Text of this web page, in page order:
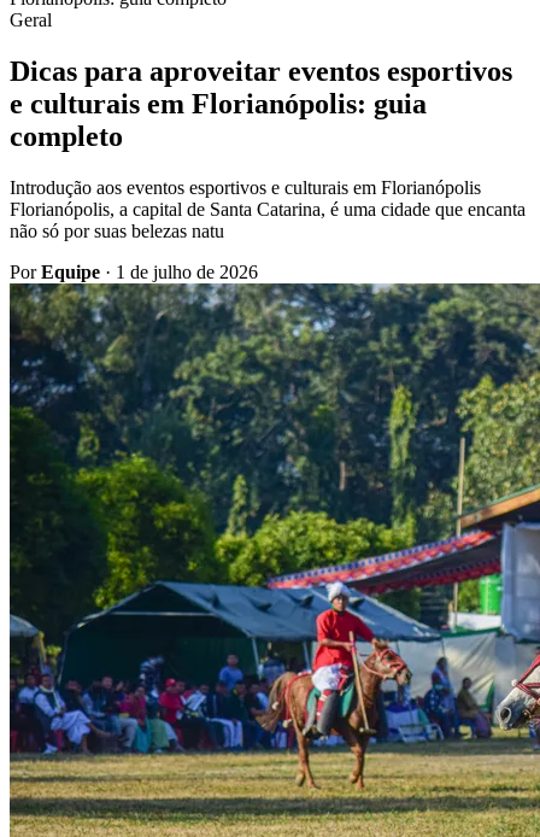
Geral
Dicas para aproveitar eventos esportivos
e culturais em Florianópolis: guia
completo
Introdução aos eventos esportivos e culturais em Florianópolis
Florianópolis, a capital de Santa Catarina, é uma cidade que encanta
não só por suas belezas natu
PorEquipe · 1 de julho de 2026